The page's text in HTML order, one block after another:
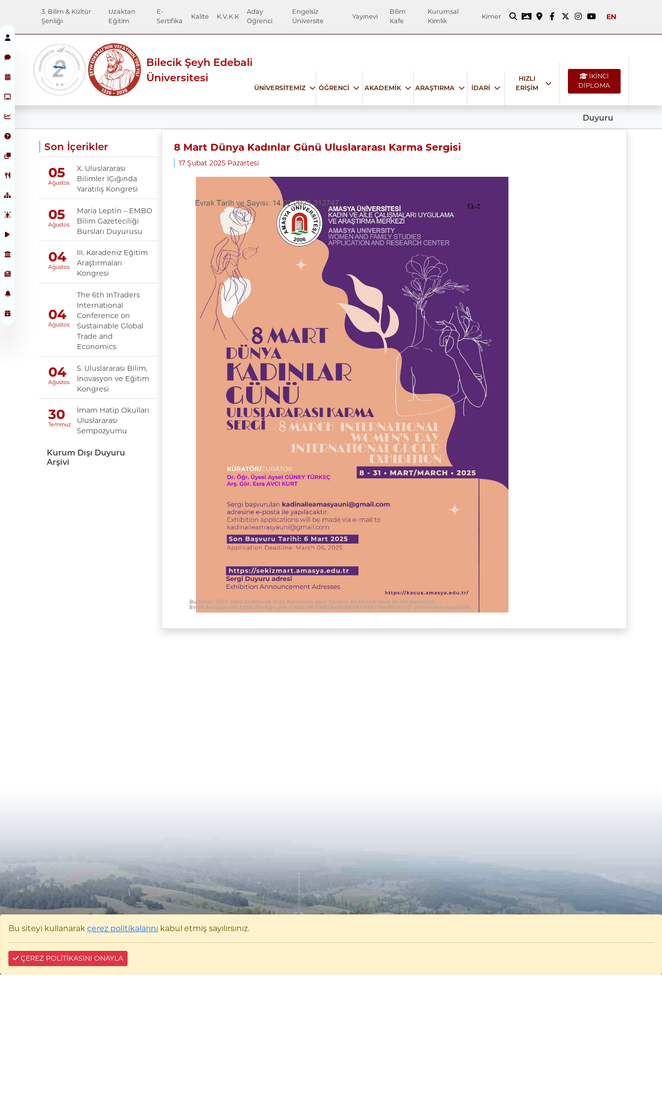
3. Bilim & Kültür
Şenliği
Uzaktan
Eğitim
E-
Sertifika
Kalite K.V.K.K
Aday
Öğrenci
Engelsiz
Üniversite
Yayınevi
Bilim
Kafe
Kurumsal
Kimlik
Kimer EN
Bilecik Şeyh Edebali
Üniversitesi
ÜNİVERSİTEMİZ ÖĞRENCİ AKADEMİK ARAŞTIRMA İDARİ
HIZLI
ERİŞİM
İKİNCİ
DİPLOMA
Duyuru
Son İçerikler
05
Ağustos
X. Uluslararası
Bilimler IĢığında
Yaratılış Kongresi
05
Ağustos
Maria Leptin – EMBO
Bilim Gazeteciliği
Bursları Duyurusu
04
Ağustos
III. Karadeniz Eğitim
Araştırmaları
Kongresi
04
Ağustos
The 6th InTraders
International
Conference on
Sustainable Global
Trade and
Economics
04
Ağustos
5. Uluslararası Bilim,
İnovasyon ve Eğitim
Kongresi
30
Temmuz
İmam Hatip Okulları
Uluslararası
Sempozyumu
Kurum Dışı Duyuru
Arşivi
8 Mart Dünya Kadınlar Günü Uluslararası Karma Sergisi
17 Şubat 2025 Pazartesi
Bu siteyi kullanarak çerez politikalarını kabul etmiş sayılırsınız.
ÇEREZ POLİTİKASINI ONAYLA